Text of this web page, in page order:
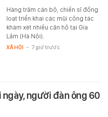
Hàng trăm cán bộ, chiến sĩ đồng
loạt triển khai các mũi công tác
khám xét nhiều căn hộ tại Gia
Lâm (Hà Nội).
XÃ HỘI - 7 giờ trước
người đàn ông 60